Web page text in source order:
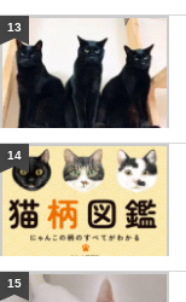
13
14
15